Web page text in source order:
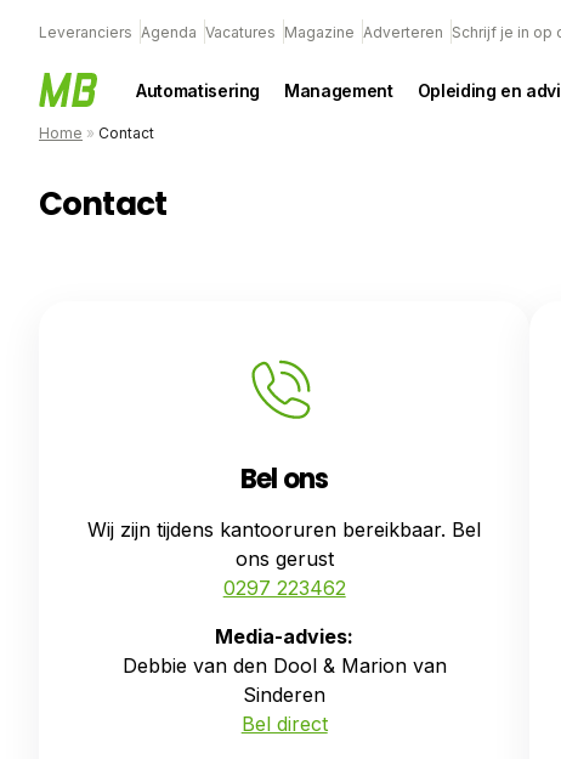
Leveranciers Agenda Vacatures Magazine Adverteren Schrijf je in op
Automatisering Management Opleiding en
Home » Contact
Contact
Bel ons
Wij zijn tijdens kantooruren bereikbaar. Bel
ons gerust
0297 223462
Media-advies:
Debbie van den Dool & Marion van
Sinderen
Bel direct